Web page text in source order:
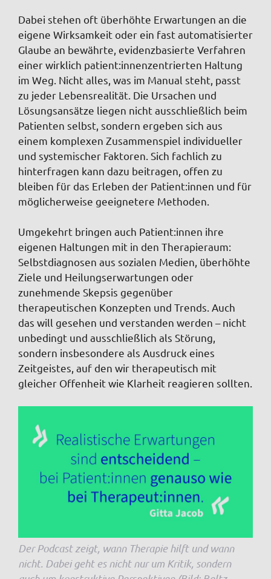
Dabei stehen oft überhöhte Erwartungen an die
eigene Wirksamkeit oder ein fast automatisierter
Glaube an bewährte, evidenzbasierte Verfahren
einer wirklich patient:innenzentrierten Haltung
im Weg. Nicht alles, was im Manual steht, passt
zu jeder Lebensrealität. Die Ursachen und
Lösungsansätze liegen nicht ausschließlich beim
Patienten selbst, sondern ergeben sich aus
einem komplexen Zusammenspiel individueller
und systemischer Faktoren. Sich fachlich zu
hinterfragen kann dazu beitragen, offen zu
bleiben für das Erleben der Patient:innen und für
möglicherweise geeignetere Methoden.
Umgekehrt bringen auch Patient:innen ihre
eigenen Haltungen mit in den Therapieraum:
Selbstdiagnosen aus sozialen Medien, überhöhte
Ziele und Heilungserwartungen oder
zunehmende Skepsis gegenüber
therapeutischen Konzepten und Trends. Auch
das will gesehen und verstanden werden – nicht
unbedingt und ausschließlich als Störung,
sondern insbesondere als Ausdruck eines
Zeitgeistes, auf den wir therapeutisch mit
gleicher Offenheit wie Klarheit reagieren sollten.
Der Podcast zeigt, wann Therapie hilft und wann
nicht. Dabei geht es nicht nur um Kritik, sondern